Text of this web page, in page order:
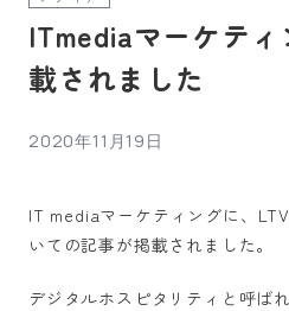
ITmediaマーケテ
載されました
2020年11月19日
IT mediaマーケティングに、
いての記事が掲載されました。
デジタルホスピタリティと呼ば